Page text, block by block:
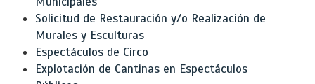
Solicitud de Restauración y/o Realización de
Murales y Esculturas
Espectáculos de Circo
Explotación de Cantinas en Espectáculos